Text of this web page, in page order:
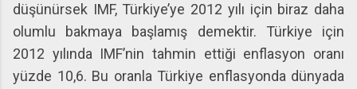
düşünürsek IMF, Türkiye’ye 2012 yılı için biraz daha
olumlu bakmaya başlamış demektir. Türkiye için
2012 yılında IMF’nin tahmin ettiği enflasyon oranı
yüzde 10,6. Bu oranla Türkiye enflasyonda dünyada